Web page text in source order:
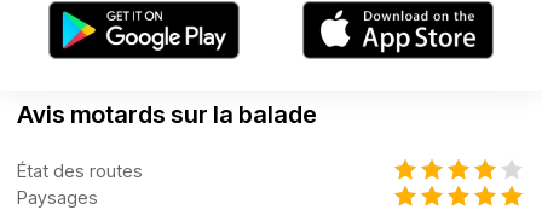
Avis motards sur la balade
État des routes
Paysages